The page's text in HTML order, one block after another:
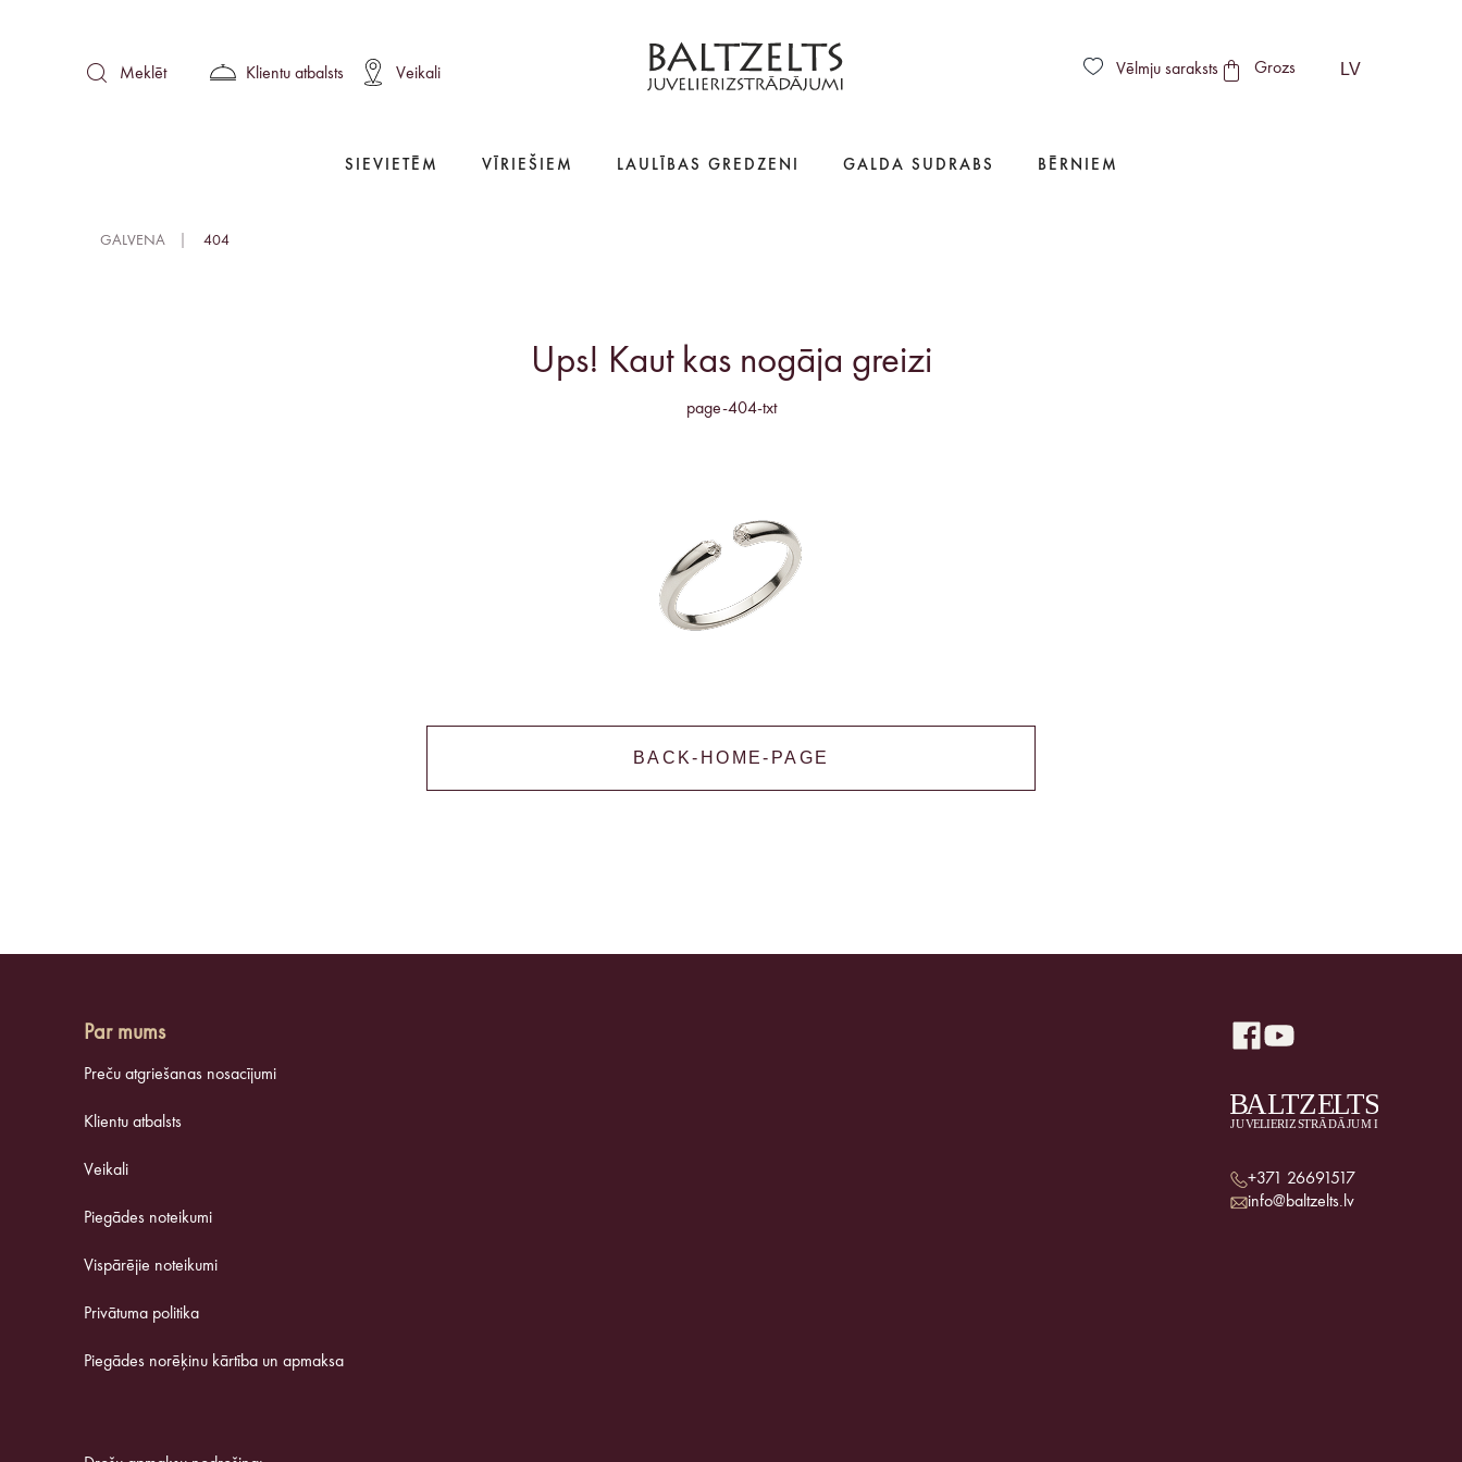
Meklēt Klientu atbalsts Veikali Vēlmju saraksts Grozs LV
SIEVIETĒM VĪRIEŠIEM LAULĪBAS GREDZENI GALDA SUDRABS BĒRNIEM
GALVENA 404
Ups! Kaut kas nogāja greizi
page-404-txt
BACK-HOME-PAGE
Par mums
Preču atgriešanas nosacījumi
Klientu atbalsts
Veikali
Piegādes noteikumi
Vispārējie noteikumi
Privātuma politika
Piegādes norēķinu kārtība un apmaksa
+371 26691517
info@baltzelts.lv